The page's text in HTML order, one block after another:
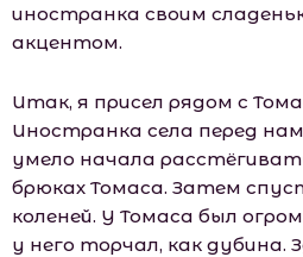
иностранка своим
акцентом.
Итак, я присел рядом с
Иностранка села перед
умело начала
брюках Томаса. Затем
коленей. У Томаса был
у него торчал, как дубина.